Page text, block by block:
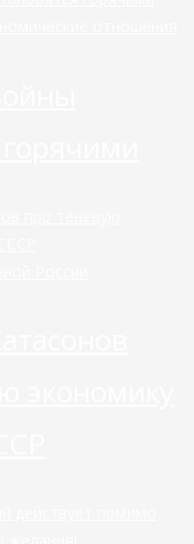
России
экономику